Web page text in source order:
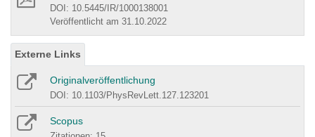
DOI: 10.5445/IR/1000138001
Veröffentlicht am 31.10.2022
Externe Links
Originalveröffentlichung
DOI: 10.1103/PhysRevLett.127.123201
Scopus